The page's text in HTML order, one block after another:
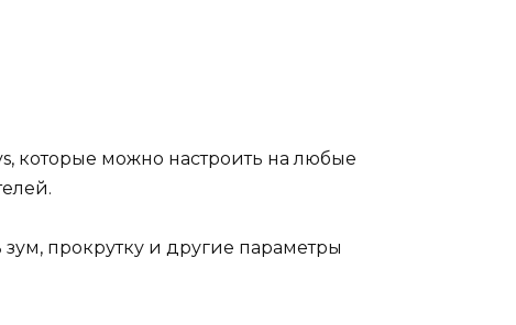
которые можно настроить на любые
прокрутку и другие параметры